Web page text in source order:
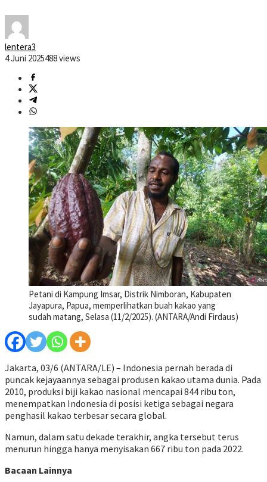
lentera3
4 Juni 2025488 views
Petani di Kampung Imsar, Distrik Nimboran, Kabupaten
Jayapura, Papua, memperlihatkan buah kakao yang
sudah matang, Selasa (11/2/2025). (ANTARA/Andi Firdaus)
Jakarta, 03/6 (ANTARA/LE) – Indonesia pernah berada di
puncak kejayaannya sebagai produsen kakao utama dunia. Pada
2010, produksi biji kakao nasional mencapai 844 ribu ton,
menempatkan Indonesia di posisi ketiga sebagai negara
penghasil kakao terbesar secara global.
Namun, dalam satu dekade terakhir, angka tersebut terus
menurun hingga hanya menyisakan 667 ribu ton pada 2022.
Bacaan Lainnya